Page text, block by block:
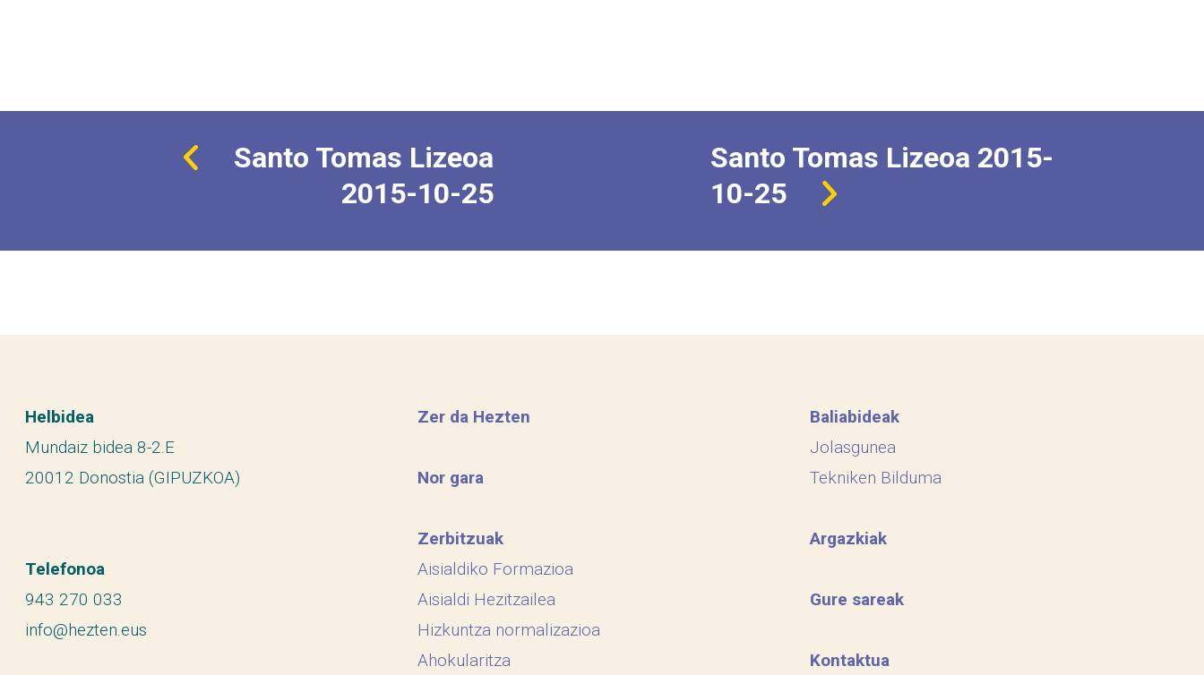
Santo Tomas Lizeoa
2015-10-25
Santo Tomas Lizeoa 2015-
10-25
Helbidea
Mundaiz bidea 8-2.E
20012 Donostia (GIPUZKOA)
Telefonoa
943 270 033
info@hezten.eus
Zer da Hezten
Nor gara
Zerbitzuak
Aisialdiko Formazioa
Aisialdi Hezitzailea
Hizkuntza normalizazioa
Ahokularitza
Baliabideak
Jolasgunea
Tekniken Bilduma
Argazkiak
Gure sareak
Kontaktua